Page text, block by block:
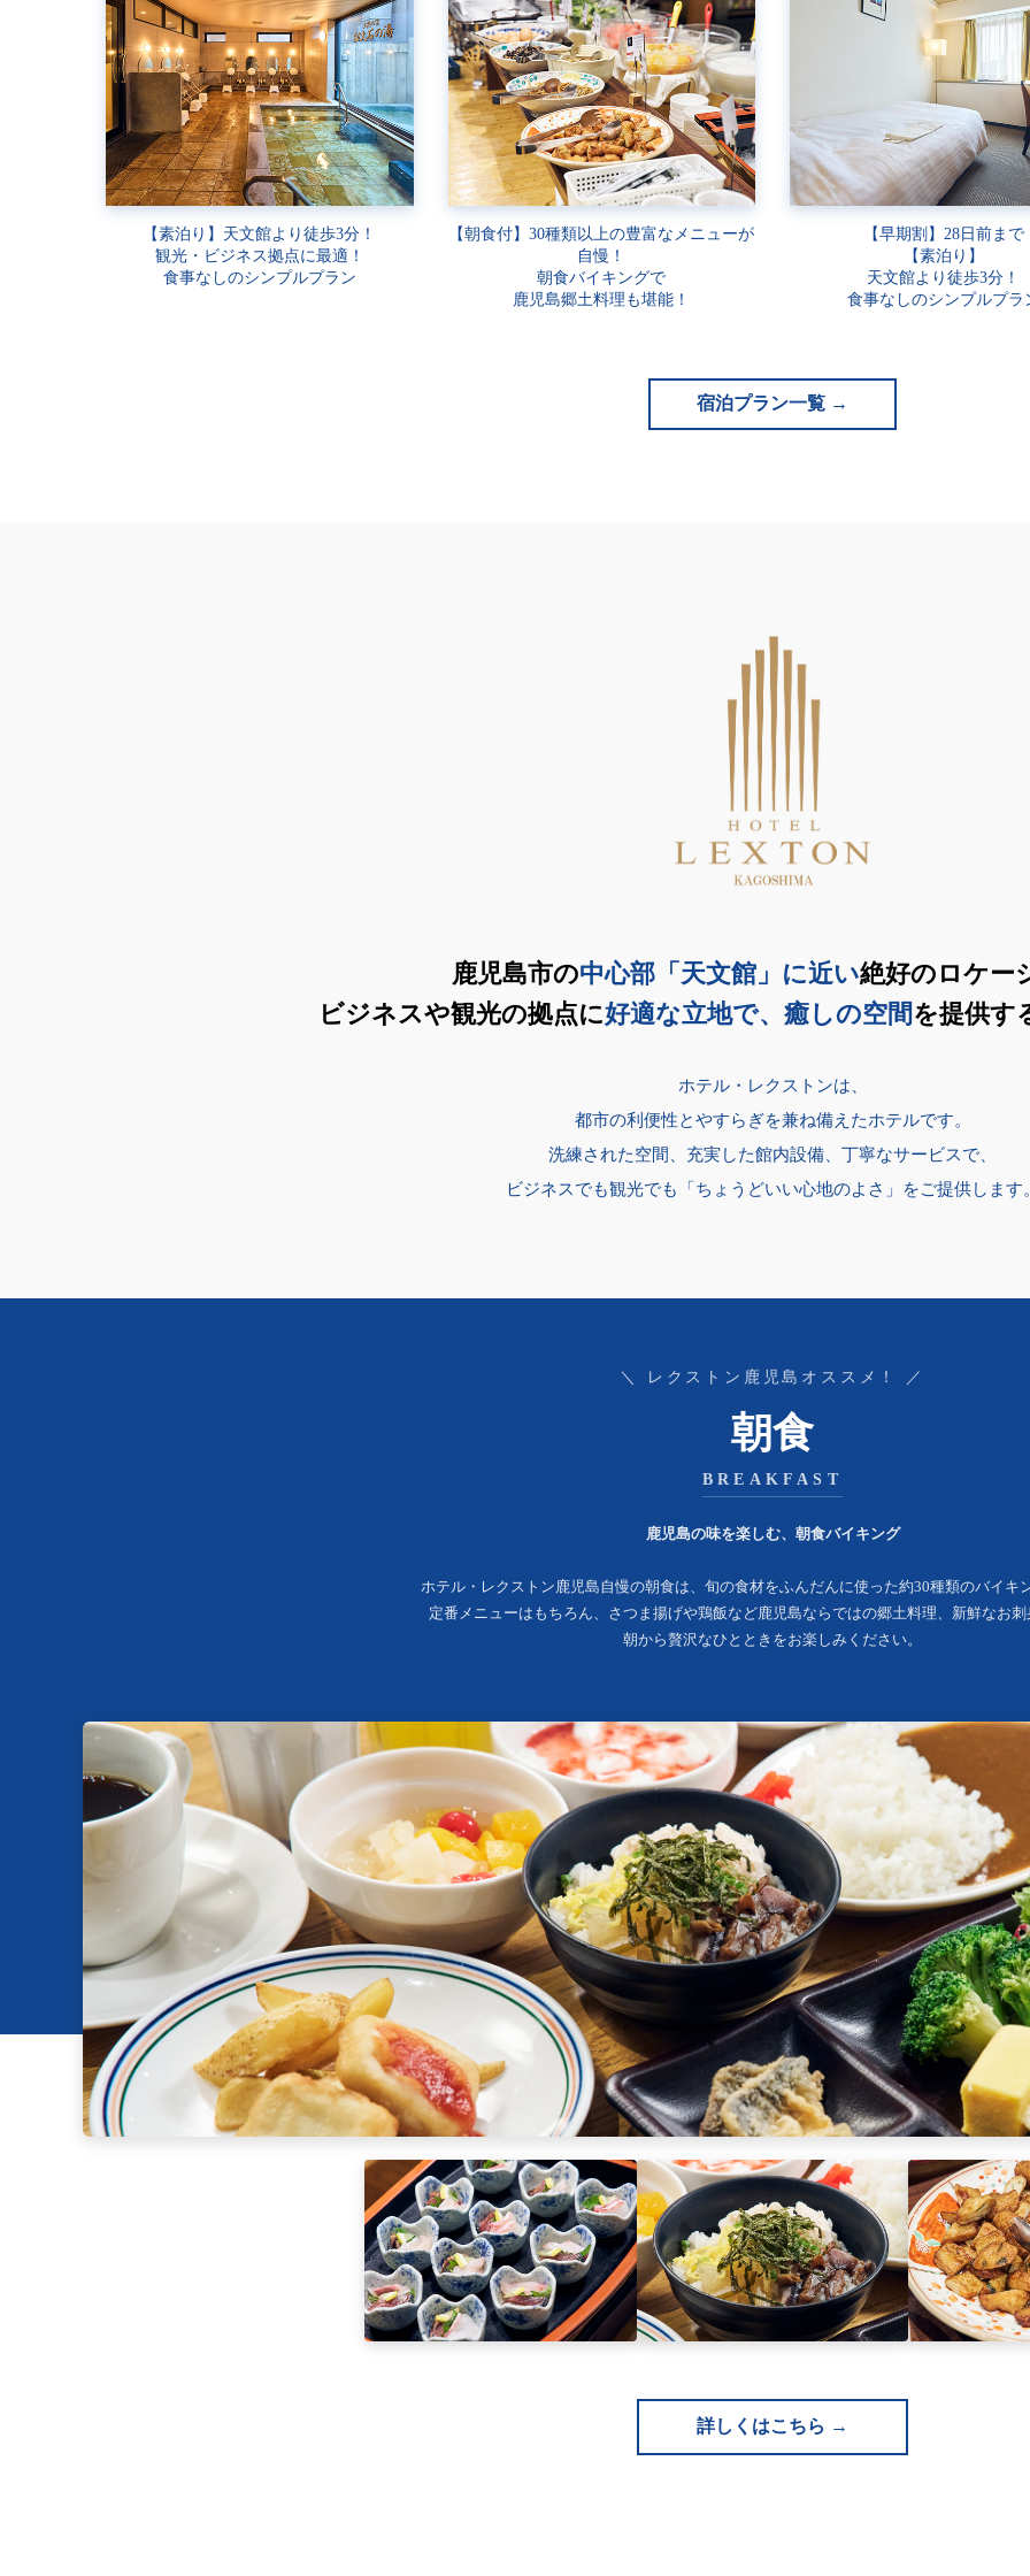
【素泊り】天文館より徒歩3分！
観光・ビジネス拠点に最適！
食事なしのシンプルプラン
【朝食付】30種類以上の豊富なメニューが
自慢！
朝食バイキングで
鹿児島郷土料理も堪能！
【早期割】28日前まで
【素泊り】
天文館より徒歩3分！
食事なしのシンプルプラ
宿泊プラン一覧 →
鹿児島市の中心部「天文館」に近い絶好のロケー
ビジネスや観光の拠点に好適な立地で、癒しの空間 を提供す
ホテル・レクストンは、
都市の利便性とやすらぎを兼ね備えたホテルです。
洗練された空間、充実した館内設備、丁寧なサービスで、
ビジネスでも観光でも「ちょうどいい心地のよさ」をご提供します
＼ レクストン鹿児島オススメ！ ／
朝食
BREAKFAST
鹿児島の味を楽しむ、朝食バイキング
ホテル・レクストン鹿児島自慢の朝食は、旬の食材をふんだんに使った約30種類のバイキ
定番メニューはもちろん、さつま揚げや鶏飯など鹿児島ならではの郷土料理、新鮮なお
朝から贅沢なひとときをお楽しみください。
詳しくはこちら →